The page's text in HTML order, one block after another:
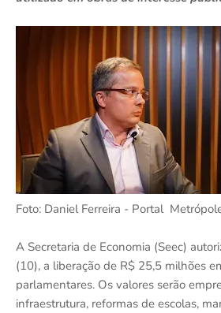
Foto: Daniel Ferreira - Portal
A Secretaria de Economia (Seec)
(10), a liberação de R$ 25,5 milhões
parlamentares. Os valores serão
infraestrutura, reformas de escolas,